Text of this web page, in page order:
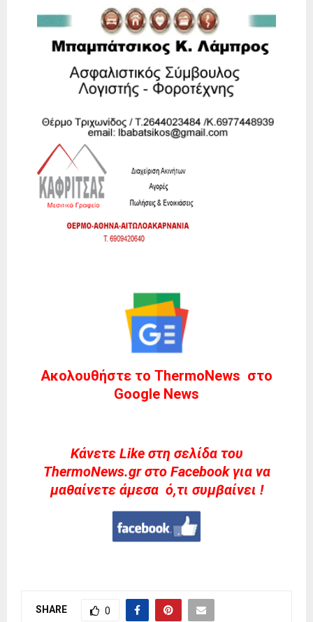
Ακολουθήστε το ThermoNews στο
Google News
Kάνετε Like στη σελίδα του
ThermoNews.gr στο Facebook για να
μαθαίνετε άμεσα ό,τι συμβαίνει !
SHARE 0